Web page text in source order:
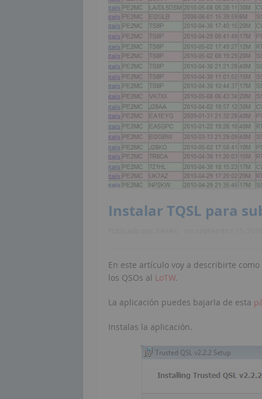
Instalar TQSL para
En este artículo voy a describirte
los QSOs al LoTW.
La aplicación puedes bajarla de esta
Instalas la aplicación.